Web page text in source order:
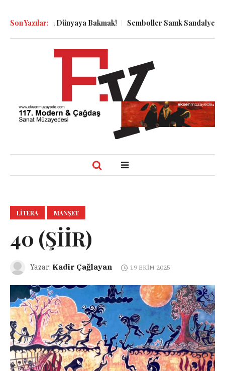
Son Yazılar:
Dibinden Dünyaya Bakmak! Semboller Sanık Sandalyesinde:
LITERA MANŞET
40 (ŞİİR)
Yazar: Kadir Çağlayan 19 EKIM 2025